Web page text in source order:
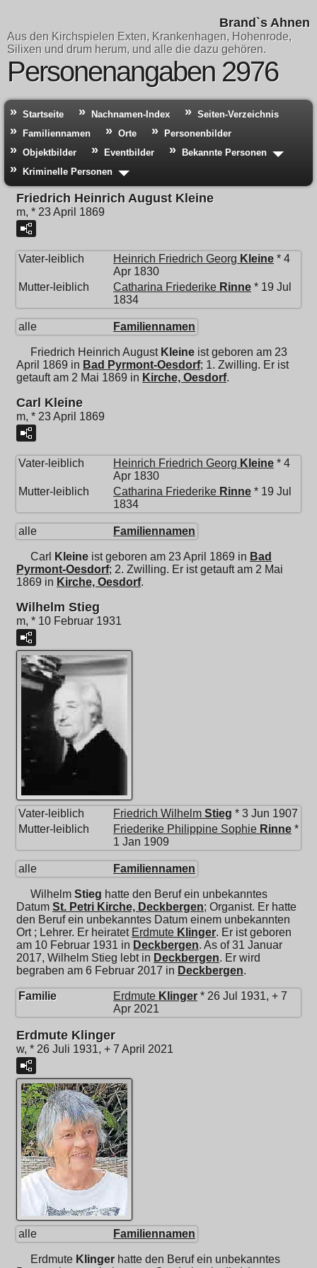
Brand`s Ahnen
Aus den Kirchspielen Exten, Krankenhagen, Hohenrode,
Silixen und drum herum, und alle die dazu gehören.
Personenangaben 2976
Startseite Nachnamen-Index
Seiten-Verzeichnis
Familiennamen
Orte
Personenbilder
Objektbilder
Eventbilder
Bekannte Personen
Kriminelle Personen
Friedrich Heinrich August Kleine
m, * 23 April 1869
Vater-leiblich Heinrich Friedrich Georg Kleine * 4
Apr 1830
Mutter-leiblich
Catharina Friederike Rinne * 19 Jul
1834
alle Familiennamen
Friedrich Heinrich August Kleine ist geboren am 23
April 1869 in Bad Pyrmont-Oesdorf; 1. Zwilling. Er ist
getauft am 2 Mai 1869 in Kirche, Oesdorf.
Carl Kleine
m, * 23 April 1869
Vater-leiblich Heinrich Friedrich Georg Kleine * 4
Apr 1830
Mutter-leiblich
Catharina Friederike Rinne * 19 Jul
1834
alle Familiennamen
Carl Kleine ist geboren am 23 April 1869 in Bad
Pyrmont-Oesdorf; 2. Zwilling. Er ist getauft am 2 Mai
1869 in Kirche, Oesdorf.
Wilhelm Stieg
m, * 10 Februar 1931
Vater-leiblich Friedrich Wilhelm Stieg * 3 Jun 1907
Mutter-leiblich
Friederike Philippine Sophie Rinne *
1 Jan 1909
alle Familiennamen
Wilhelm Stieg hatte den Beruf ein unbekanntes
Datum St. Petri Kirche, Deckbergen; Organist. Er hatte
den Beruf ein unbekanntes Datum einem unbekannten
Ort ; Lehrer. Er heiratet Erdmute Klinger. Er ist geboren
am 10 Februar 1931 in Deckbergen. As of 31 Januar
2017, Wilhelm Stieg lebt in Deckbergen. Er wird
begraben am 6 Februar 2017 in Deckbergen.
Familie Erdmute Klinger * 26 Jul 1931, + 7
Apr 2021
Erdmute Klinger
w, * 26 Juli 1931, + 7 April 2021
alle Familiennamen
Erdmute Klinger hatte den Beruf ein unbekanntes